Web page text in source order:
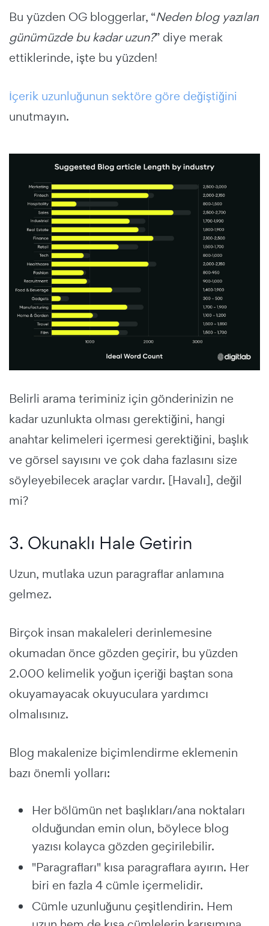
Bu yüzden OG bloggerlar, “Neden blog yazıları
günümüzde bu kadar uzun?” diye merak
ettiklerinde, işte bu yüzden!
İçerik uzunluğunun sektöre göre değiştiğini
unutmayın.
Belirli arama teriminiz için gönderinizin ne
kadar uzunlukta olması gerektiğini, hangi
anahtar kelimeleri içermesi gerektiğini, başlık
ve görsel sayısını ve çok daha fazlasını size
söyleyebilecek araçlar vardır. [Havalı], değil
mi?
3. Okunaklı Hale Getirin
Uzun, mutlaka uzun paragraflar anlamına
gelmez.
Birçok insan makaleleri derinlemesine
okumadan önce gözden geçirir, bu yüzden
2.000 kelimelik yoğun içeriği baştan sona
okuyamayacak okuyuculara yardımcı
olmalısınız.
Blog makalenize biçimlendirme eklemenin
bazı önemli yolları:
Her bölümün net başlıkları/ana noktaları
olduğundan emin olun, böylece blog
yazısı kolayca gözden geçirilebilir.
"Paragrafları" kısa paragraflara ayırın. Her
biri en fazla 4 cümle içermelidir.
Cümle uzunluğunu çeşitlendirin. Hem